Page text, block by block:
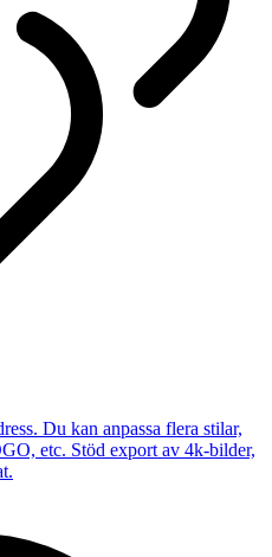
Du kan anpassa flera stilar,
etc. Stöd export av 4k-bilder,